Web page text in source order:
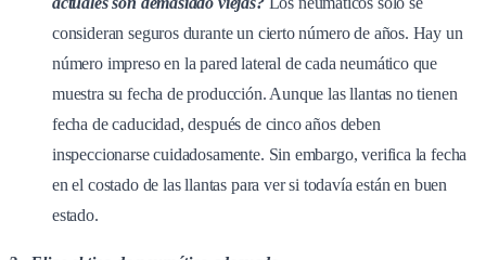
consideran seguros durante un cierto número de años. Hay un
número impreso en la pared lateral de cada neumático que
muestra su fecha de producción. Aunque las llantas no tienen
fecha de caducidad, después de cinco años deben
inspeccionarse cuidadosamente. Sin embargo, verifica la fecha
en el costado de las llantas para ver si todavía están en buen
estado.